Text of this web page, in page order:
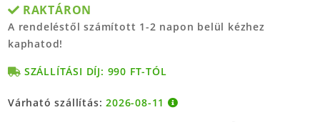
RAKTÁRON
A rendeléstől számított 1-2 napon belül kézhez
kaphatod!
SZÁLLÍTÁSI DÍJ: 990 FT-TÓL
Várható szállítás:2026-08-11